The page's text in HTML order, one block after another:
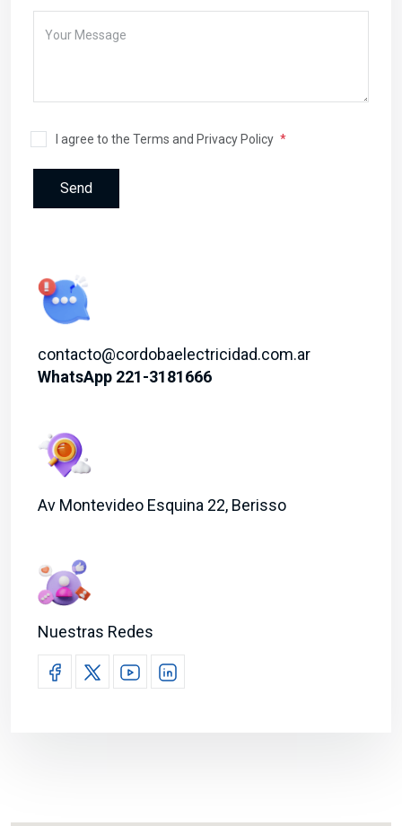
I agree to the Terms and Privacy Policy
Send
contacto@cordobaelectricidad.com.ar
WhatsApp 221-3181666
Av Montevideo Esquina 22, Berisso
Nuestras Redes